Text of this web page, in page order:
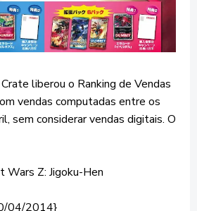
liberou o Ranking de Vendas
vendas computadas entre os
sem considerar vendas digitais. O
Wars Z: Jigoku-Hen
04/2014}